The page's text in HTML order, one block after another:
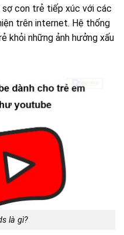
con trẻ tiếp xúc với các
trên internet. Hệ thống
khỏi những ảnh hưởng xấu
là gì?